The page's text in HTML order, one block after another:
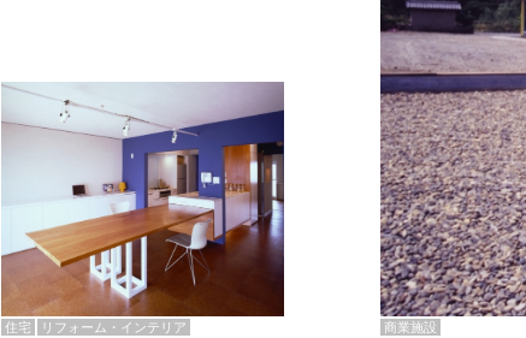
住宅 リフォーム・インテリア 商業施設